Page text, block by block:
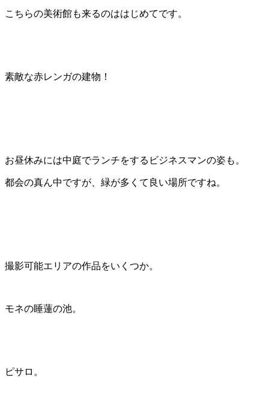
こちらの美術館も来るのははじめてです。
素敵な赤レンガの建物！
お昼休みには中庭でランチをするビジネスマンの姿も。
都会の真ん中ですが、緑が多くて良い場所ですね。
撮影可能エリアの作品をいくつか。
モネの睡蓮の池。
ピサロ。